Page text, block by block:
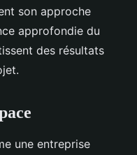
son approche
approfondie du
des résultats
une entreprise